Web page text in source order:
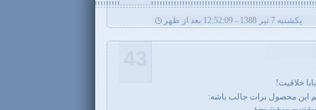
يکشنبه 7 تیر 1388 - 12:52:09 بعد از ظهر
خلاقیت!
این محصول برات جالب باشه: